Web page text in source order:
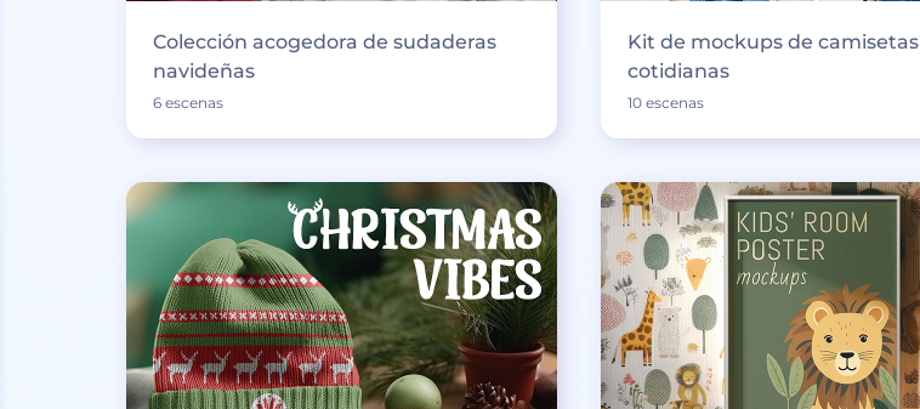
Colección acogedora de sudaderas
navideñas
6 escenas
Kit de mockups de camisetas
cotidianas
10 escenas